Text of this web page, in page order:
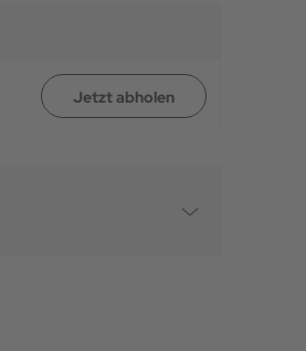
Jetzt abholen